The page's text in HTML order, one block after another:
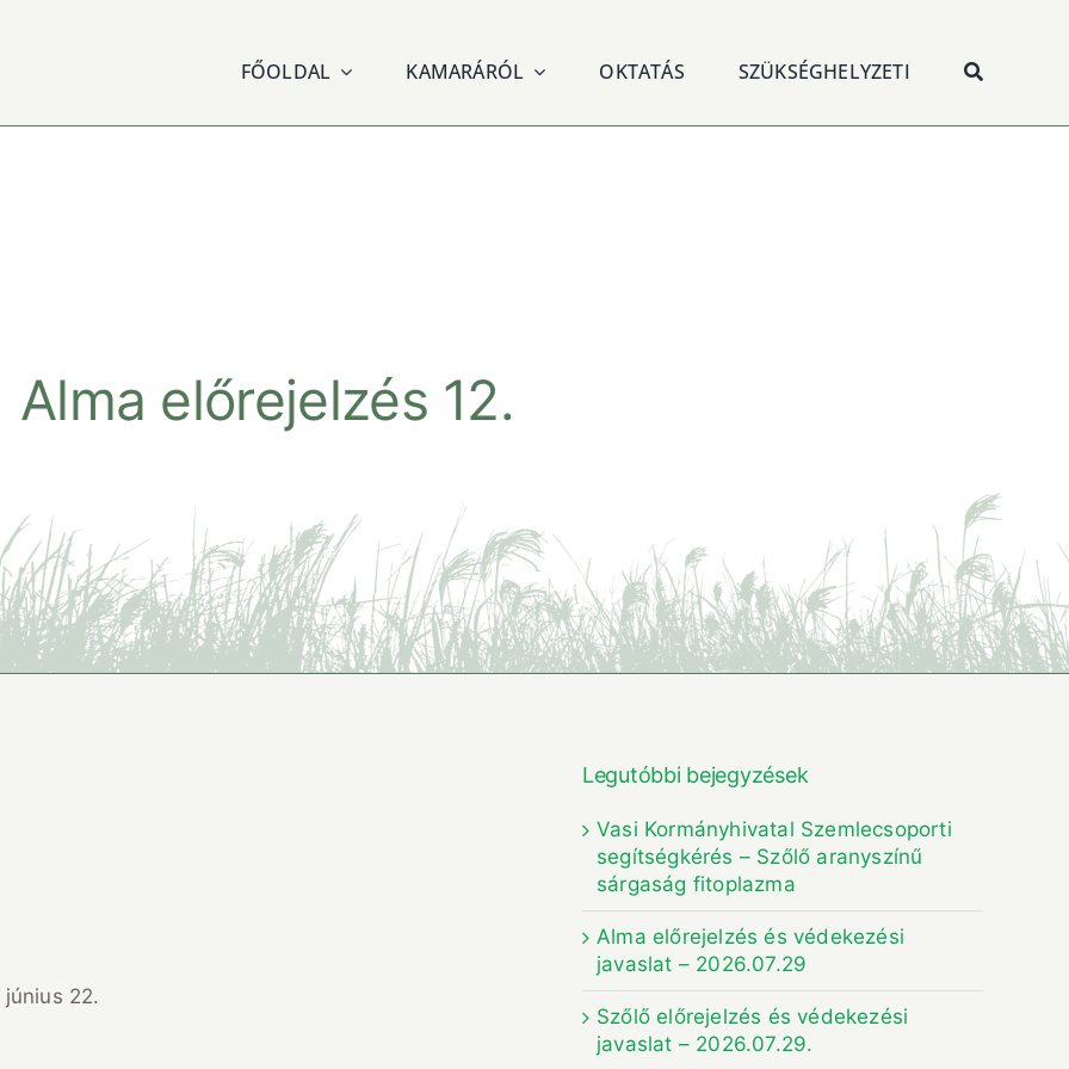
FŐOLDAL KAMARÁRÓL OKTATÁS SZÜKSÉGHELYZETI
Alma előrejelzés 12.
22.
Legutóbbi bejegyzések
Vasi Kormányhivatal Szemlecsoporti
segítségkérés – Szőlő aranyszínű
sárgaság fitoplazma
Alma előrejelzés és védekezési
javaslat – 2026.07.29
Szőlő előrejelzés és védekezési
javaslat – 2026.07.29.